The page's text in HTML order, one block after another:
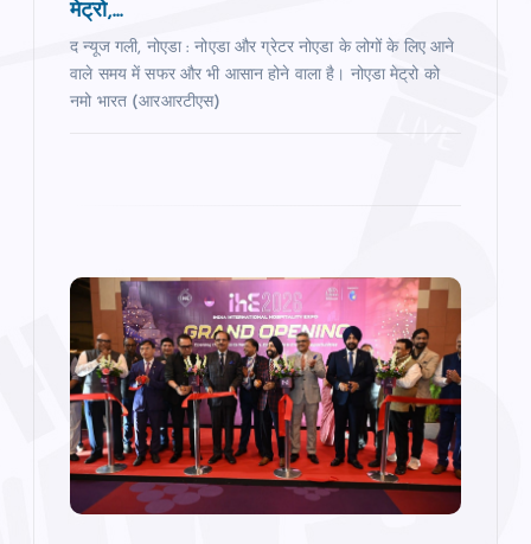
मेट्रो,...
द न्यूज गली, नोएडा : नोएडा और ग्रेटर नोएडा के लोगों के लिए आने
वाले समय में सफर और भी आसान होने वाला है। नोएडा मेट्रो को
नमो भारत (आरआरटीएस)